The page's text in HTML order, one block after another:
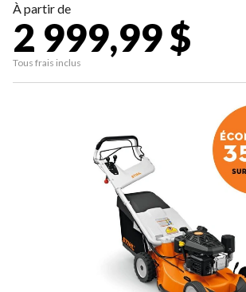
À partir de
2 999,99 $
Tous frais inclus